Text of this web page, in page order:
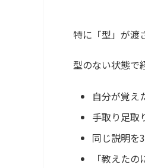
特に「型」が渡
型のない状態で
自分が覚え
手取り足取
同じ説明を
「教えた